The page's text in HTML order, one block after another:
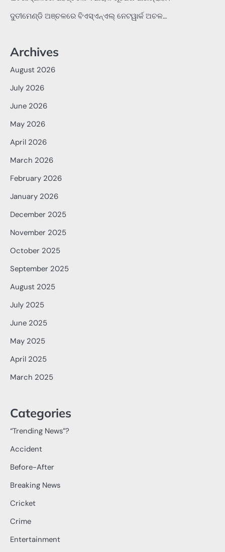
ଦୁତୀମେଣ୍ଡି ଅଞ୍ଚଳରେ ବିଏସ୍‌ଏନ୍‌ଏଲ୍‌ ନେଟୱାର୍କ ଅଚଳ…
Archives
August 2026
July 2026
June 2026
May 2026
April 2026
March 2026
February 2026
January 2026
December 2025
November 2025
October 2025
September 2025
August 2025
July 2025
June 2025
May 2025
April 2025
March 2025
Categories
“Trending News”?
Accident
Before-After
Breaking News
Cricket
Crime
Entertainment